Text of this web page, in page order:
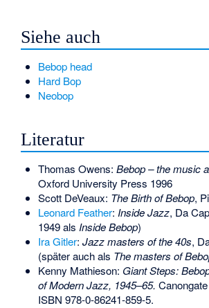
Siehe auch
Bebop head
Hard Bop
Neobop
Literatur
Thomas Owens: Bebop – the music
Oxford University Press 1996
Scott DeVeaux: The Birth of Bebop,
Leonard Feather: Inside Jazz, Da
1949 als Inside Bebop)
Ira Gitler: Jazz masters of the 40s,
(später auch als The masters of
Kenny Mathieson: Giant Steps:
of Modern Jazz, 1945–65.
ISBN 978-0-86241-859-5.